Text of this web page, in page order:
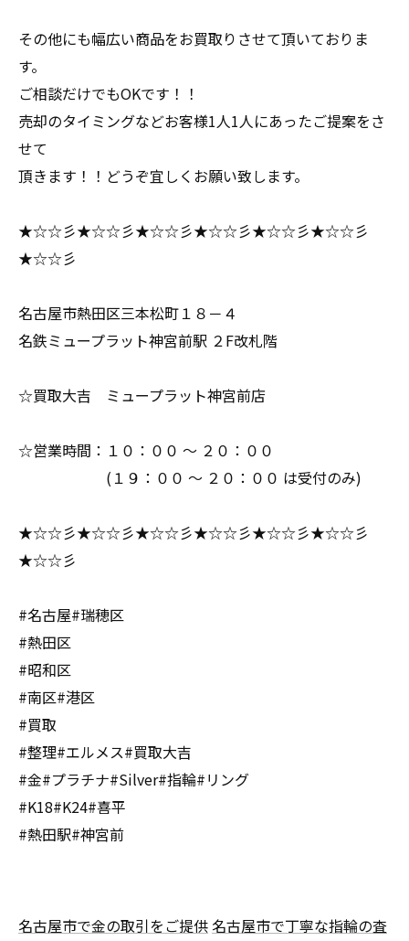
その他にも幅広い商品をお買取りさせて頂いておりま
す。
ご相談だけでもOKです！！
売却のタイミングなどお客様1人1人にあったご提案をさ
せて
頂きます！！どうぞ宜しくお願い致します。
★☆☆彡★☆☆彡★☆☆彡★☆☆彡★☆☆彡★☆☆彡
★☆☆彡
名古屋市熱田区三本松町１８－４
名鉄ミュープラット神宮前駅 ２F改札階
☆買取大吉 ミュープラット神宮前店
☆営業時間：１０：００ ～ ２０：００
(１９：００ ～ ２０：００ は受付のみ)
★☆☆彡★☆☆彡★☆☆彡★☆☆彡★☆☆彡★☆☆彡
★☆☆彡
#名古屋#瑞穂区
#熱田区
#昭和区
#南区#港区
#買取
#整理#エルメス#買取大吉
#金#プラチナ#Silver#指輪#リング
#K18#K24#喜平
#熱田駅#神宮前
名古屋市で金の取引をご提供 名古屋市で丁寧な指輪の査